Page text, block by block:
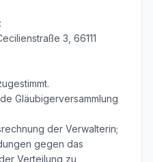
3, 66111
Gläubigerversammlung
der Verwalterin;
gegen das
Verteilung zu